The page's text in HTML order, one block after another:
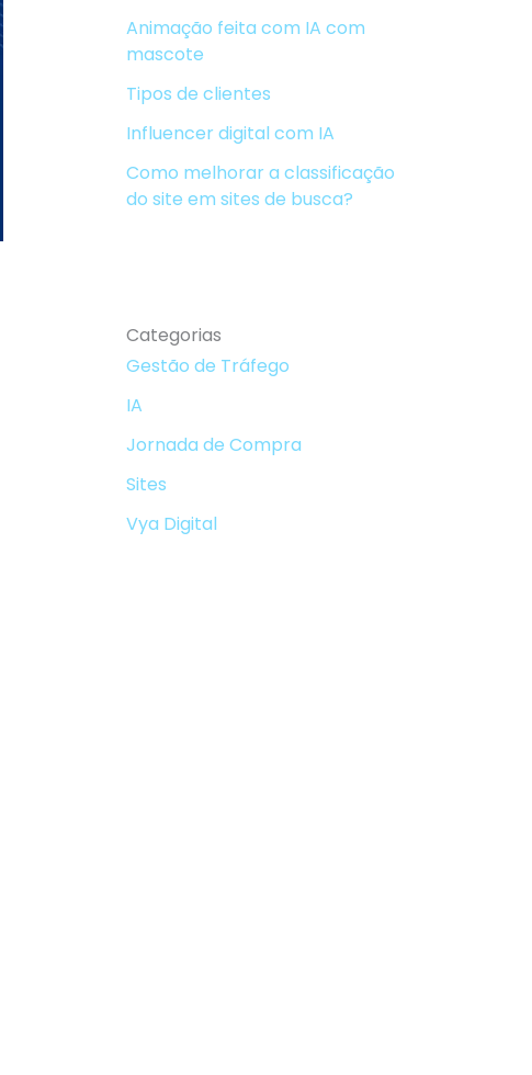
Animação feita com IA com
mascote
Tipos de clientes
Influencer digital com IA
Como melhorar a classificação
do site em sites de busca?
Categorias
Gestão de Tráfego
IA
Jornada de Compra
Sites
Vya Digital